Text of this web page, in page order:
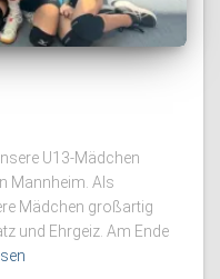
U13-Mädchen
Mannheim. Als
Mädchen großartig
und Ehrgeiz. Am Ende